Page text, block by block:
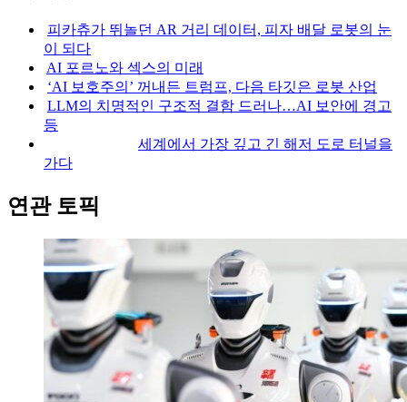
피카츄가 뛰놀던 AR 거리 데이터, 피자 배달 로봇의 눈
이 되다
AI 포르노와 섹스의 미래
‘AI 보호주의’ 꺼내든 트럼프, 다음 타깃은 로봇 산업
LLM의 치명적인 구조적 결함 드러나…AI 보안에 경고
등
세계에서 가장 깊고 긴 해저 도로 터널을
가다
연관 토픽